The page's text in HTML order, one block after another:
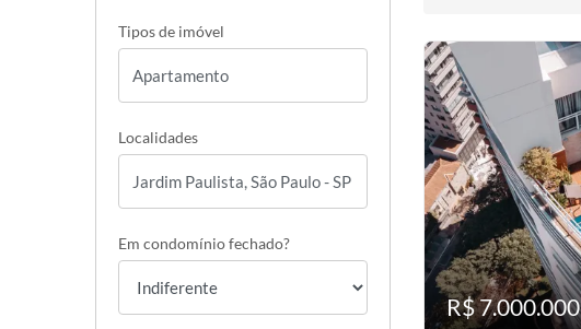
Tipos de imóvel
Localidades
Em condomínio fechado?
R$ 7.000.000